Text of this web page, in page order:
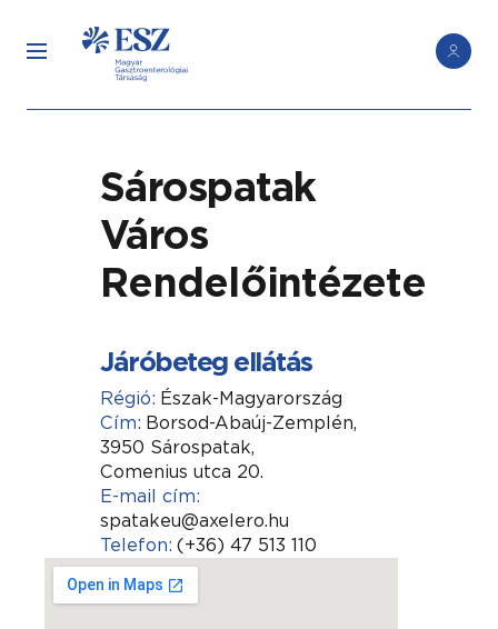
Sárospatak
Város
Rendelőintézete
Járóbeteg ellátás
Régió: Észak-Magyarország
Cím: Borsod-Abaúj-Zemplén,
3950 Sárospatak,
Comenius utca 20.
E-mail cím:
spatakeu@axelero.hu
Telefon: (+36) 47 513 110